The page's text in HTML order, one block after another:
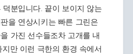
분입니다. 끝이 보이지 않는
을 연상시키는 빠른 그린은
가진 선수들조차 고개를 내
만 이런 극한의 환경 속에서